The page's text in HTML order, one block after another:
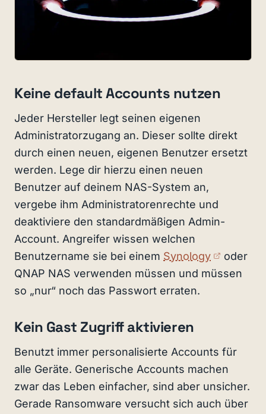
Keine default Accounts nutzen
Jeder Hersteller legt seinen eigenen
Administratorzugang an. Dieser sollte direkt
durch einen neuen, eigenen Benutzer ersetzt
werden. Lege dir hierzu einen neuen
Benutzer auf deinem NAS-System an,
vergebe ihm Administratorenrechte und
deaktiviere den standardmäßigen Admin-
Account. Angreifer wissen welchen
Benutzername sie bei einem Synology
oder
QNAP NAS verwenden müssen und müssen
so „nur“ noch das Passwort erraten.
Kein Gast Zugriff aktivieren
Benutzt immer personalisierte Accounts für
alle Geräte. Generische Accounts machen
zwar das Leben einfacher, sind aber unsicher.
Gerade Ransomware versucht sich auch über